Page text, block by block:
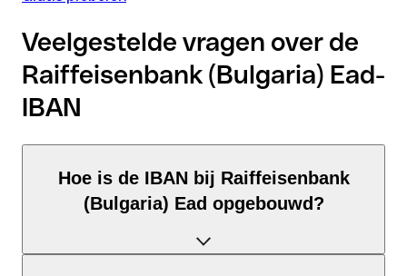
Veelgestelde vragen over de
Raiffeisenbank (Bulgaria) Ead-
IBAN
Hoe is de IBAN bij Raiffeisenbank
(Bulgaria) Ead opgebouwd?